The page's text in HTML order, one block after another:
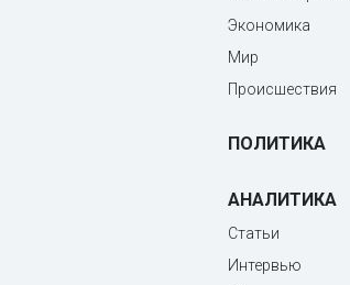
Экономика
Мир
Происшествия
ПОЛИТИКА
АНАЛИТИКА
Статьи
Интервью